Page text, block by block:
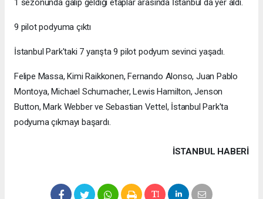
9 pilot podyuma çıktı
İstanbul Park'taki 7 yarışta 9 pilot podyum sevinci yaşadı.
Felipe Massa, Kimi Raikkonen, Fernando Alonso, Juan Pablo
Montoya, Michael Schumacher, Lewis Hamilton, Jenson
Button, Mark Webber ve Sebastian Vettel, İstanbul Park'ta
podyuma çıkmayı başardı.
İSTANBUL HABERİ